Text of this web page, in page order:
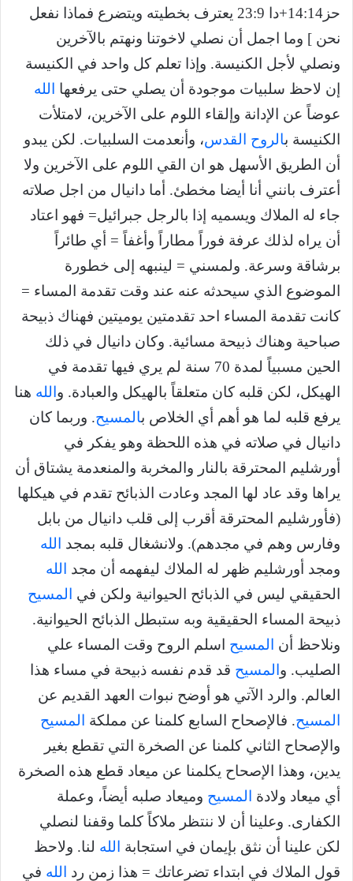
حز14:14+دا 23:9 يعترف بخطيته ويتضرع فماذا نفعل
نحن ] وما اجمل أن نصلي لاخوتنا ونهتم بالآخرين
ونصلي لأجل الكنيسة. وإذا تعلم كل واحد في الكنيسة
إن لاحظ سلبيات موجودة أن يصلي حتى يرفعها
الله
عوضاً عن الإدانة وإلقاء اللوم على الآخرين، لامتلأت
الكنيسة بالروح القدس، وأنعدمت السلبيات. لكن يبدو
أن الطريق الأسهل هو ان القي اللوم على الآخرين ولا
أعترف بانني أنا أيضا مخطئ. أما دانيال من اجل صلاته
جاء له الملاك ويسميه إذا بالرجل جبرائيل= فهو اعتاد
أن يراه لذلك عرفة فوراً مطاراً وأغفاً = أي طائراً
برشاقة وسرعة. ولمسني = لينبهه إلى خطورة
الموضوع الذي سيحدثه عنه عند وقت تقدمة المساء =
كانت تقدمة المساء احد تقدمتين يوميتين فهناك ذبيحة
صباحية وهناك ذبيحة مسائية. وكان دانيال في ذلك
الحين مسبياً لمدة 70 سنة لم يري فيها تقدمة في
الهيكل، لكن قلبه كان متعلقاً بالهيكل والعبادة. و الله هنا
يرفع قلبه لما هو أهم أي الخلاص بالمسيح. وربما كان
دانيال في صلاته في هذه اللحظة وهو يفكر في
أورشليم المحترقة بالنار والمخربة والمنعدمة يشتاق أن
يراها وقد عاد لها المجد وعادت الذبائح تقدم في هيكلها
(فأورشليم المحترقة أقرب إلى قلب دانيال من بابل
وفارس وهم في مجدهم). ولانشغال قلبه بمجد
الله
ومجد أورشليم ظهر له الملاك ليفهمه أن مجد
الله
الحقيقي ليس في الذبائح الحيوانية ولكن في
المسيح
ذبيحة المساء الحقيقية وبه ستبطل الذبائح الحيوانية.
ونلاحظ أن
المسيح اسلم الروح وقت المساء علي
الصليب. و المسيح قد قدم نفسه ذبيحة في مساء هذا
العالم. والرد الآتي هو أوضح نبوات العهد القديم عن
المسيح. فالإصحاح السابع كلمنا عن مملكة
المسيح
والإصحاح الثاني كلمنا عن الصخرة التي تقطع بغير
يدين، وهذا الإصحاح يكلمنا عن ميعاد قطع هذه الصخرة
أي ميعاد ولادة
المسيح وميعاد صلبه أيضاً، وعملة
الكفارى. وعلينا أن لا ننتظر ملاكاً كلما وقفنا لنصلي
لكن علينا أن نثق بإيمان في استجابة
الله لنا. ولاحظ
قول الملاك في ابتداء تضرعاتك = هذا زمن رد
الله في